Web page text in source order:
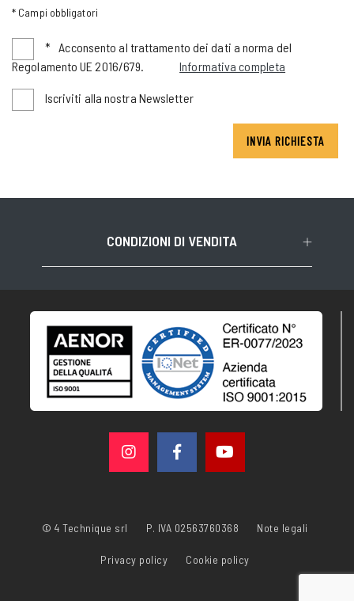
* Campi obbligatori
* Acconsento al trattamento dei dati a norma del
Regolamento UE 2016/679.
Informativa completa
Iscriviti alla nostra Newsletter
INVIA RICHIESTA
CONDIZIONI DI VENDITA
© 4 Technique srl P. IVA 02563760368 Note legali
Privacy policy Cookie policy